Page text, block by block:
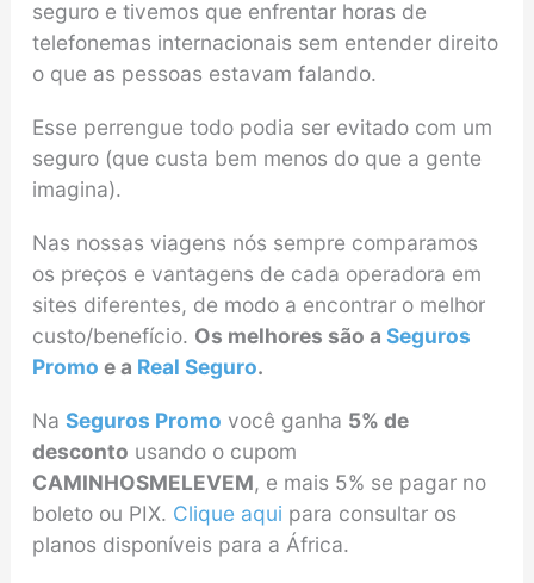
seguro e tivemos que enfrentar horas de
telefonemas internacionais sem entender direito
o que as pessoas estavam falando.
Esse perrengue todo podia ser evitado com um
seguro (que custa bem menos do que a gente
imagina).
Nas nossas viagens nós sempre comparamos
os preços e vantagens de cada operadora em
sites diferentes, de modo a encontrar o melhor
custo/benefício. Os melhores são a Seguros
Promo e a Real Seguro.
Na Seguros Promo você ganha 5% de
desconto usando o cupom
CAMINHOSMELEVEM, e mais 5% se pagar no
boleto ou PIX. Clique aqui para consultar os
planos disponíveis para a África.